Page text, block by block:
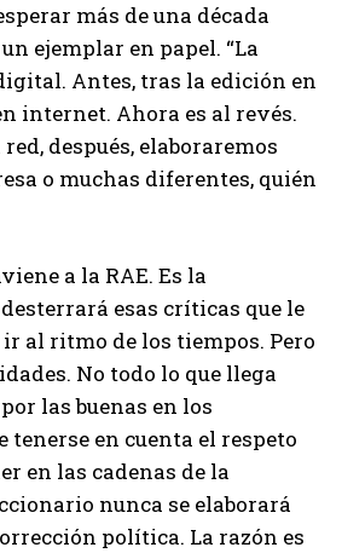
más de una década
ejemplar en papel. “La
Antes, tras la edición en
internet. Ahora es al revés.
después, elaboraremos
o muchas diferentes, quién
a la RAE. Es la
esas críticas que le
al ritmo de los tiempos. Pero
No todo lo que llega
las buenas en los
tenerse en cuenta el respeto
en las cadenas de la
nunca se elaborará
política. La razón es